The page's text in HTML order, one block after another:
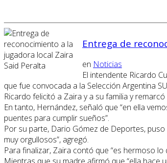
Entrega de
en Noticias
El intendente Ricardo
que fue convocada a la Selección Argentina
Ricardo felicitó a Zaira y a su familia y
En tanto, Hernández, señaló que “en ella
puentes para cumplir sueños”.
Por su parte, Dario Gómez de Deportes,
muy orgullosos”, agregó.
Para finalizar, Zaira contó que “es hermoso
Mientras que su madre afirmó que “ella hace